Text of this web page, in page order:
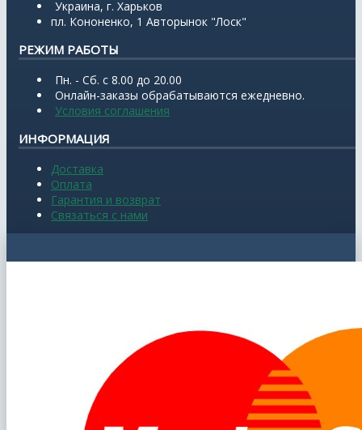
Украина, г. Харьков
пл. Кононенко, 1 Авторынок "Лоск"
РЕЖИМ РАБОТЫ
Пн. - Сб. с 8.00 до 20.00
Онлайн-заказы обрабатываются ежедневно.
Условия соглашения
ИНФОРМАЦИЯ
Доставка
Оплата
Гарантия и возврат
Связаться с нами